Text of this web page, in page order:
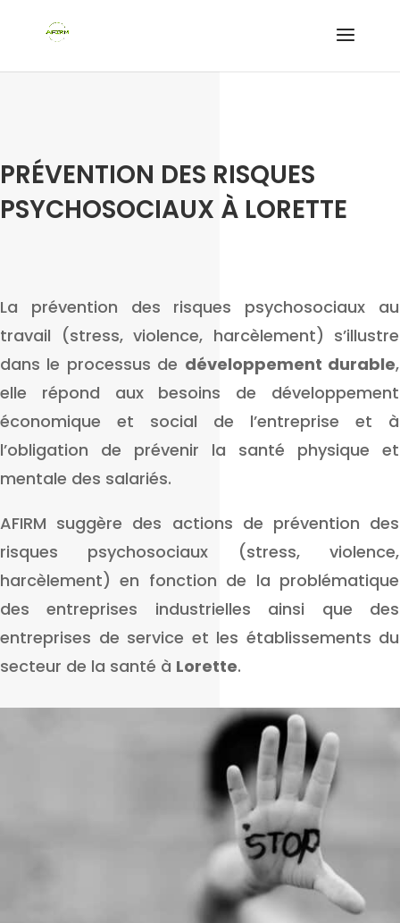
PRÉVENTION DES RISQUES
PSYCHOSOCIAUX À LORETTE
La prévention des risques psychosociaux au
travail (stress, violence, harcèlement) s’illustre
dans le processus de développement durable,
elle répond aux besoins de développement
économique et social de l’entreprise et à
l’obligation de prévenir la santé physique et
mentale des salariés.
AFIRM suggère des actions de prévention des
risques psychosociaux (stress, violence,
harcèlement) en fonction de la problématique
des entreprises industrielles ainsi que des
entreprises de service et les établissements du
secteur de la santé à Lorette.